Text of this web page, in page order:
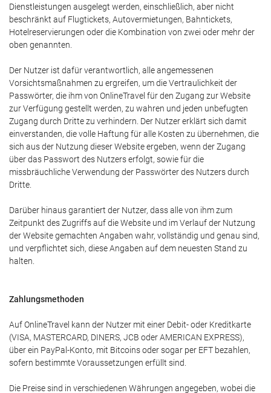
Dienstleistungen ausgelegt werden, einschließlich, aber nicht
beschränkt auf Flugtickets, Autovermietungen, Bahntickets,
Hotelreservierungen oder die Kombination von zwei oder mehr der
oben genannten.
Der Nutzer ist dafür verantwortlich, alle angemessenen
Vorsichtsmaßnahmen zu ergreifen, um die Vertraulichkeit der
Passwörter, die ihm von OnlineTravel für den Zugang zur Website
zur Verfügung gestellt werden, zu wahren und jeden unbefugten
Zugang durch Dritte zu verhindern. Der Nutzer erklärt sich damit
einverstanden, die volle Haftung für alle Kosten zu übernehmen, die
sich aus der Nutzung dieser Website ergeben, wenn der Zugang
über das Passwort des Nutzers erfolgt, sowie für die
missbräuchliche Verwendung der Passwörter des Nutzers durch
Dritte.
Darüber hinaus garantiert der Nutzer, dass alle von ihm zum
Zeitpunkt des Zugriffs auf die Website und im Verlauf der Nutzung
der Website gemachten Angaben wahr, vollständig und genau sind,
und verpflichtet sich, diese Angaben auf dem neuesten Stand zu
halten.
Zahlungsmethoden
Auf OnlineTravel kann der Nutzer mit einer Debit- oder Kreditkarte
(VISA, MASTERCARD, DINERS, JCB oder AMERICAN EXPRESS),
über ein PayPal-Konto, mit Bitcoins oder sogar per EFT bezahlen,
sofern bestimmte Voraussetzungen erfüllt sind.
Die Preise sind in verschiedenen Währungen angegeben, wobei die